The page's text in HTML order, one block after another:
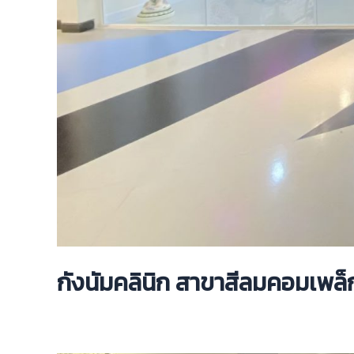
กังนัมคลินิก สาขาสีลมคอมเพ